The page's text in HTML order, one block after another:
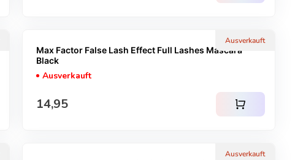
Ausverkauft
Max Factor False Lash Effect Full Lashes Mascara -
Black
Ausverkauft
Regulärer Preis
14,95 shopping_cart
Ausverkauft